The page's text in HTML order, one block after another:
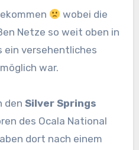
wobei die
Netze so weit oben in
ein versehentliches
war.
den Silver Springs
des Ocala National
dort nach einem